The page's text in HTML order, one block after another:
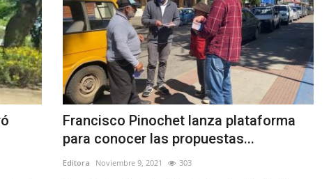
Francisco Pinochet lanza plataforma
para conocer las propuestas...
Editora Noviembre 9, 2021 303